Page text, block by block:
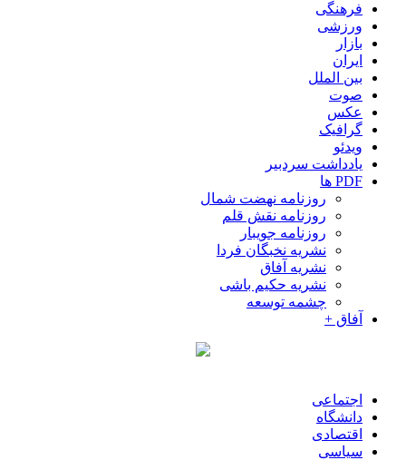
فرهنگی
ورزشی
بازار
ایران
بین الملل
صوت
عکس
گرافیک
ویدئو
یادداشت سردبیر
PDF ها
روزنامه نهضت شمال
روزنامه نقش قلم
روزنامه جویبار
نشریه نخبگان فردا
نشریه آفاق
نشریه حکیم باشی
چشمه توسعه
آفاق +
اجتماعی
دانشگاه
اقتصادی
سیاسی